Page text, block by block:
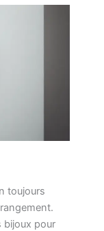
toujours
bijoux pour